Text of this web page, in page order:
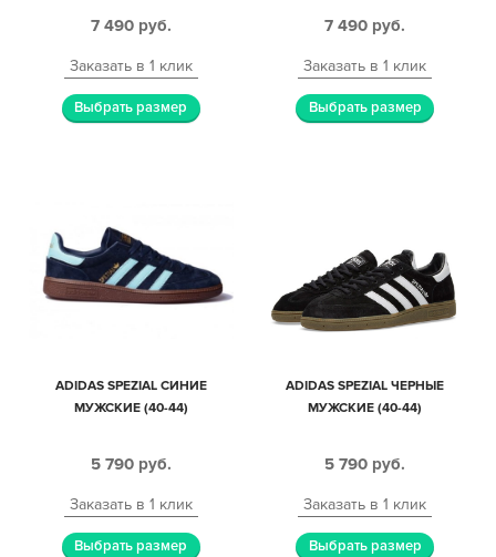
7 490 руб.
Заказать в 1 клик
Выбрать размер
7 490 руб.
Заказать в 1 клик
Выбрать размер
ADIDAS SPEZIAL СИНИЕ
МУЖСКИЕ (40-44)
5 790 руб.
Заказать в 1 клик
Выбрать размер
ADIDAS SPEZIAL ЧЕРНЫЕ
МУЖСКИЕ (40-44)
5 790 руб.
Заказать в 1 клик
Выбрать размер